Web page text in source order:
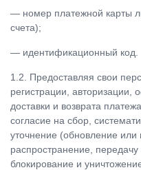
— номер платежной карты
счета);
— идентификационный код.
1.2. Предоставляя свои
регистрации, авторизации,
доставки и возврата
согласие на сбор,
уточнение (обновление или
распространение,
блокирование и